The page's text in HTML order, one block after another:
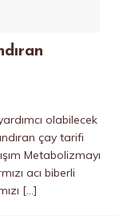
olabilecek
çay tarifi
Metabolizmayı
acı biberli
[…]